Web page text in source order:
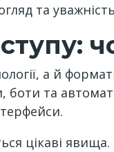
та
а й
та
цікаві